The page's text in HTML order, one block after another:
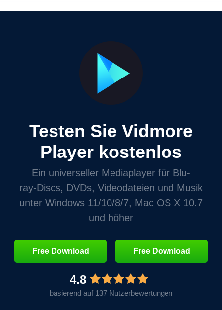
Testen Sie Vidmore
Player kostenlos
Ein universeller Mediaplayer für Blu-
ray‑Discs, DVDs, Videodateien und Musik
unter Windows 11/10/8/7, Mac OS X 10.7
und höher
Free Download Free Download
4.8
basierend auf 137 Nutzerbewertungen